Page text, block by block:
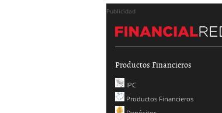
Publicidad
Productos Financieros
IPC
Productos Financieros